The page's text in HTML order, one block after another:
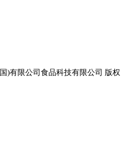
)有限公司食品科技有限公司 版权